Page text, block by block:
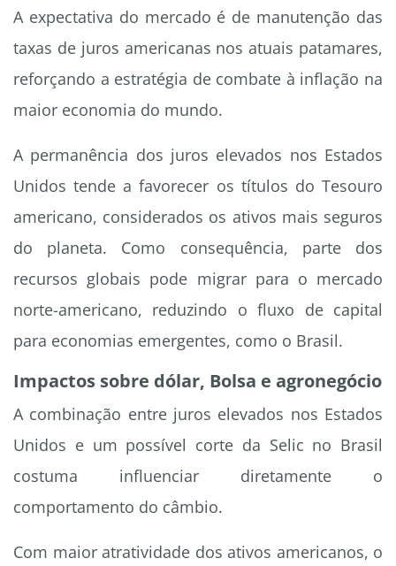
A expectativa do mercado é de manutenção das
taxas de juros americanas nos atuais patamares,
reforçando a estratégia de combate à inflação na
maior economia do mundo.
A permanência dos juros elevados nos Estados
Unidos tende a favorecer os títulos do Tesouro
americano, considerados os ativos mais seguros
do planeta. Como consequência, parte dos
recursos globais pode migrar para o mercado
norte-americano, reduzindo o fluxo de capital
para economias emergentes, como o Brasil.
Impactos sobre dólar, Bolsa e agronegócio
A combinação entre juros elevados nos Estados
Unidos e um possível corte da Selic no Brasil
costuma influenciar diretamente o
comportamento do câmbio.
Com maior atratividade dos ativos americanos, o